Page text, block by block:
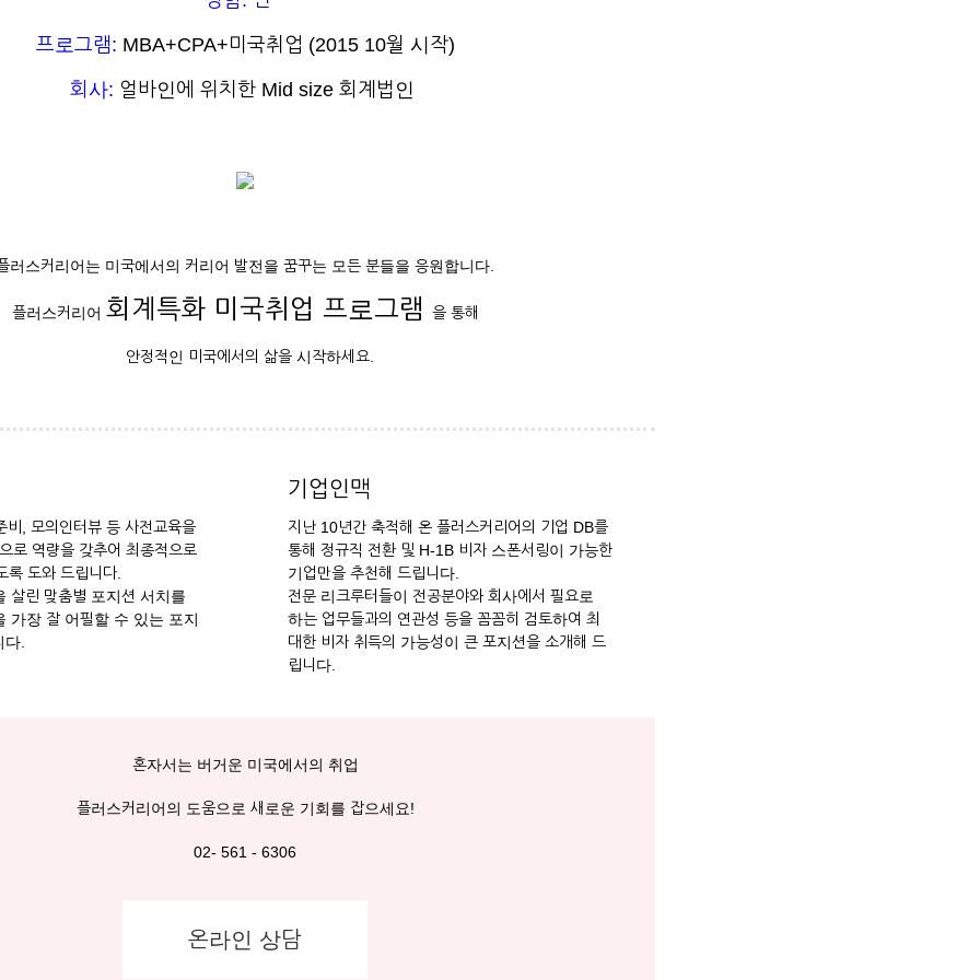
프로그램: MBA+CPA+미국취업 (2015 10월 시작)
회사: 얼바인에 위치한 Mid size 회계법인
러스커리어는 미국에서의 커리어 발전을 꿈꾸는 모든 분들을 응원합니다.
플러스커리어 회계특화 미국취업 프로그램 을 통해
안정적인 미국에서의 삶을 시작하세요.
비, 모의인터뷰 등 사전교육을
로 역량을 갖추어 최종적으로
록 도와 드립니다.
살린 맞춤별 포지션 서치를
가장 잘 어필할 수 있는 포지
.
기업인맥
지난 10년간 축적해 온 플러스커리어의 기업 DB를
통해 정규직 전환 및 H-1B 비자 스폰서링이 가능한
기업만을 추천해 드립니다.
전문 리크루터들이 전공분야와 회사에서 필요로
하는 업무들과의 연관성 등을 꼼꼼히 검토하여 최
대한 비자 취득의 가능성이 큰 포지션을 소개해 드
립니다.
혼자서는 버거운 미국에서의 취업
플러스커리어의 도움으로 새로운 기회를 잡으세요!
02- 561 - 6306
온라인 상담